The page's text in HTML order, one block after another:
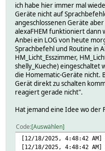
ich habe hier immer mal
Geräte nicht auf
angeschlossenen Geräte
alexaFHEM funktioniert dann
Anbei ein LOG von heute
Sprachbefehl und Routine in
HM_Licht_Esszimmer,
shelly_Kueche) eingeschaltet
die Homematic-Geräte nicht.
Gerät direkt zu schalten
reagiert gerade nicht".
Hat jemand eine Idee wo der
Code Auswählen
[12/18/2025, 4:48:42
[12/18/2025, 4:48:42